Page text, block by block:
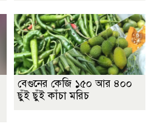
বেগুনের কেজি ১৫০ আর ৪০০
ছুঁই ছুঁই কাঁচা মরিচ